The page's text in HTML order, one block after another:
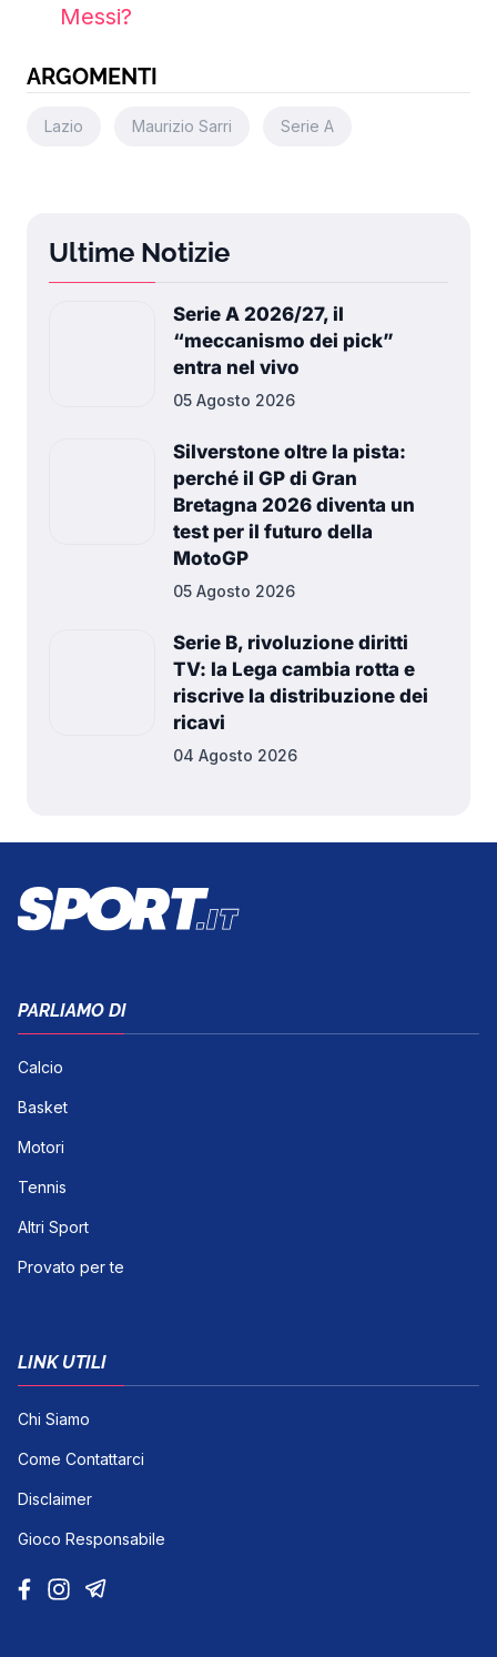
Messi?
ARGOMENTI
Lazio Maurizio Sarri Serie A
Ultime Notizie
Serie A 2026/27, il
“meccanismo dei pick”
entra nel vivo
05 Agosto 2026
Silverstone oltre la pista:
perché il GP di Gran
Bretagna 2026 diventa un
test per il futuro della
MotoGP
05 Agosto 2026
Serie B, rivoluzione diritti
TV: la Lega cambia rotta e
riscrive la distribuzione dei
ricavi
04 Agosto 2026
PARLIAMO DI
Calcio
Basket
Motori
Tennis
Altri Sport
Provato per te
LINK UTILI
Chi Siamo
Come Contattarci
Disclaimer
Gioco Responsabile